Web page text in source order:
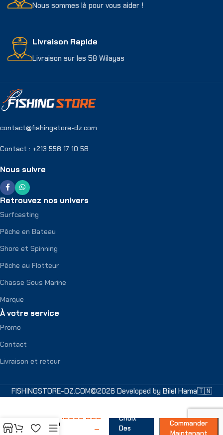
Nous sommes là pour vous aider !
Livraison Rapide
Livraison sur les 58 Wilayas
contact@fishingstore-dz.com
Contact : +213 558 17 10 58
Nous suivre
Retrouvez nos univers
Surfcasting
Pêche en Bateau
Shore et Spinning
Pêche au Flotteur
Chasse Sous Marine
Marque
À votre service
Promo
Contact
Livraison et retour
FISHINGSTORE-DZ.COM©2026 Developed by Bilel Hama🇹🇳
Shimano
Nexave
12900 DZD
–
Choix
Des
Commander
Maintenant